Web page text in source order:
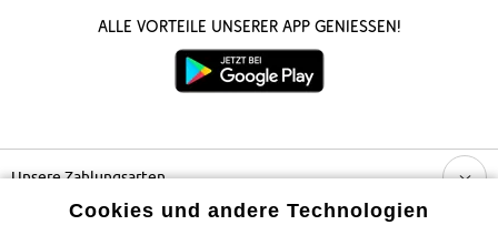
Alle Vorteile unserer App genießen!
Unsere Zahlungsarten
Cookies und andere Technologien